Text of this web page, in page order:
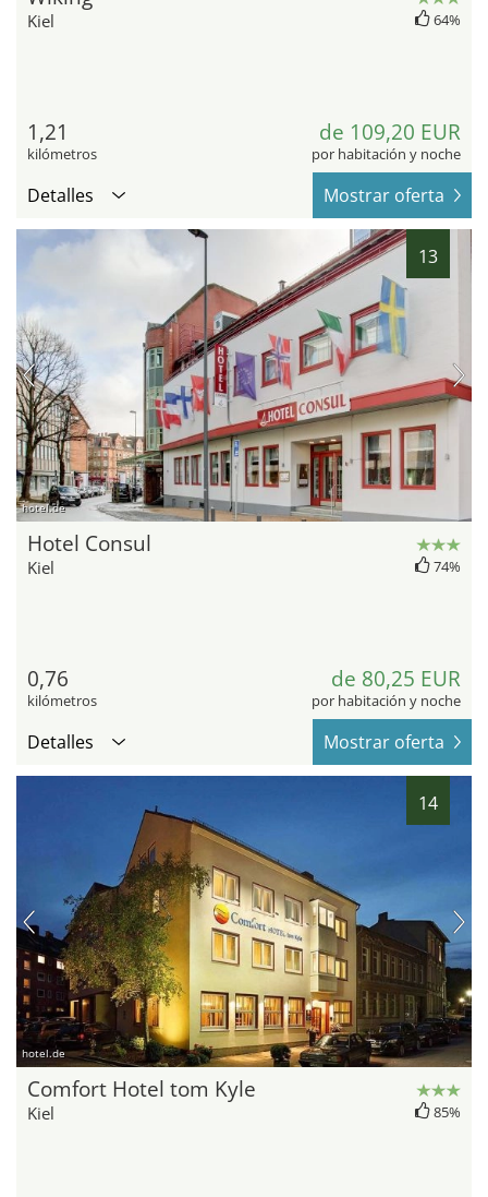
Kiel 64%
1,21
kilómetros
de 109,20 EUR
por habitación y noche
Detalles Mostrar oferta
13
hotel.de
Hotel Consul
Kiel 74%
0,76
kilómetros
de 80,25 EUR
por habitación y noche
Detalles Mostrar oferta
14
hotel.de
Comfort Hotel tom Kyle
Kiel 85%